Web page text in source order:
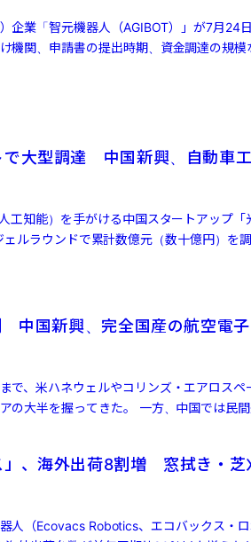
企業「智元機器人（AGIBOT）」が7月24
機関、申請書の提出時期、資金調達の規模
で大型調達 中国新興、自動車
工知能）を手がける中国スタートアップ「
ルラウンドで累計数億元（数十億円）を
中国新興、完全国産の航空電
で、米ハネウェルやコリンズ・エアロスペ
の大半を握ってきた。 一方、中国では民
」、海外出荷8割増 窓拭き・芝
人（Ecovacs Robotics、エコバックス・